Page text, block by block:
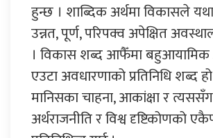
हुन्छ । शाब्दिक अर्थमा विकासले
उन्नत, पूर्ण, परिपक्व अपेक्षित
। विकास शब्द आफैँमा बहुआयामिक
एउटा अवधारणाको प्रतिनिधि शब्द
मानिसका चाहना, आकांक्षा र
अर्थराजनीति र विश्व दृष्टिकोणको